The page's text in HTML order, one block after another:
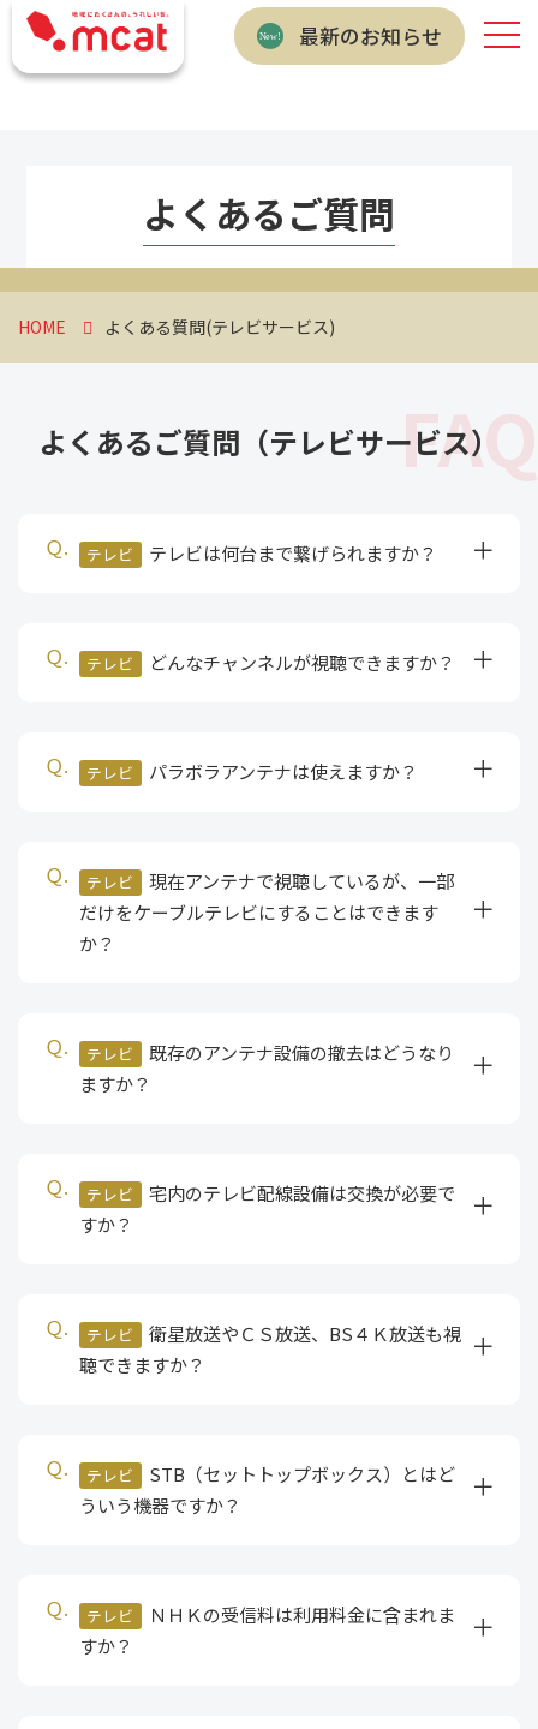
最新のお知らせ
よくあるご質問
HOME よくある質問(テレビサービス)
よくあるご質問（テレビサービス）
FAQ
テレビ テレビは何台まで繋げられますか？
テレビ どんなチャンネルが視聴できますか？
テレビ パラボラアンテナは使えますか？
テレビ
現在アンテナで視聴しているが、一部
だけをケーブルテレビにすることはできます
か？
テレビ
既存のアンテナ設備の撤去はどうなり
ますか？
テレビ
宅内のテレビ配線設備は交換が必要で
すか？
テレビ
衛星放送やＣＳ放送、BS４Ｋ放送も視
聴できますか？
テレビ
STB（セットトップボックス）とはど
ういう機器ですか？
テレビ
ＮＨＫの受信料は利用料金に含まれま
すか？